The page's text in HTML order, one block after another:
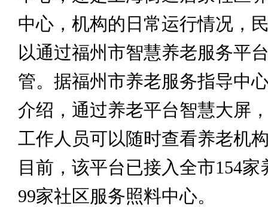
中心，机构的日常运行情况，
以通过福州市智慧养老服务平
管。据福州市养老服务指导中
介绍，通过养老平台智慧大屏
工作人员可以随时查看养老机
目前，该平台已接入全市154家
99家社区服务照料中心。